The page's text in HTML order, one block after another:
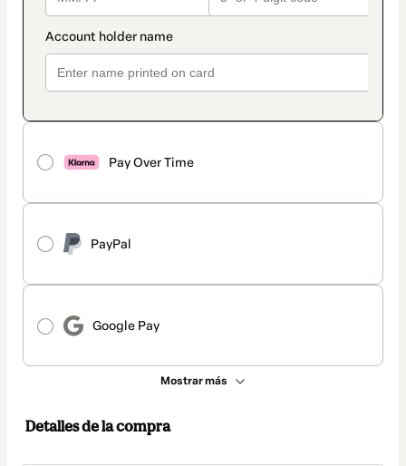
Pay Over Time
PayPal
Google Pay
Mostrar más
Detalles de la compra